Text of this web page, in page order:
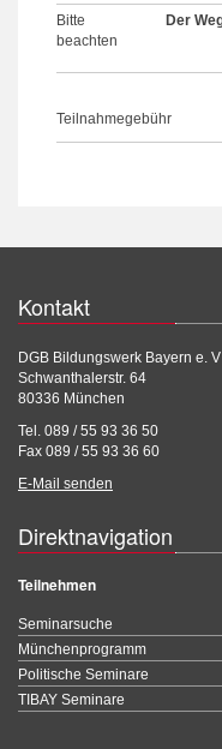
Bitte
beachten
Der
Teilnahmegebühr
Kontakt
DGB Bildungswerk Bayern e. V
Schwanthalerstr. 64
80336 München
Tel. 089 / 55 93 36 50
Fax 089 / 55 93 36 60
E-Mail senden
Direktnavigation
Teilnehmen
Seminarsuche
Münchenprogramm
Politische Seminare
TIBAY Seminare